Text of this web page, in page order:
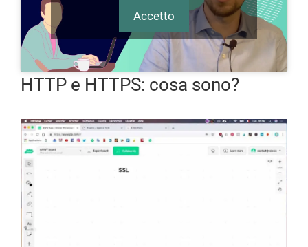
Accetto
HTTP e HTTPS: cosa sono?